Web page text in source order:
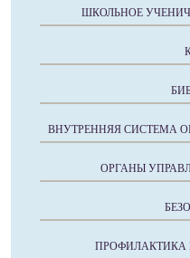
ШКОЛЬНОЕ
ВНУТРЕННЯЯ СИСТЕМА
ОРГАНЫ
ПРОФИЛАКТИКА